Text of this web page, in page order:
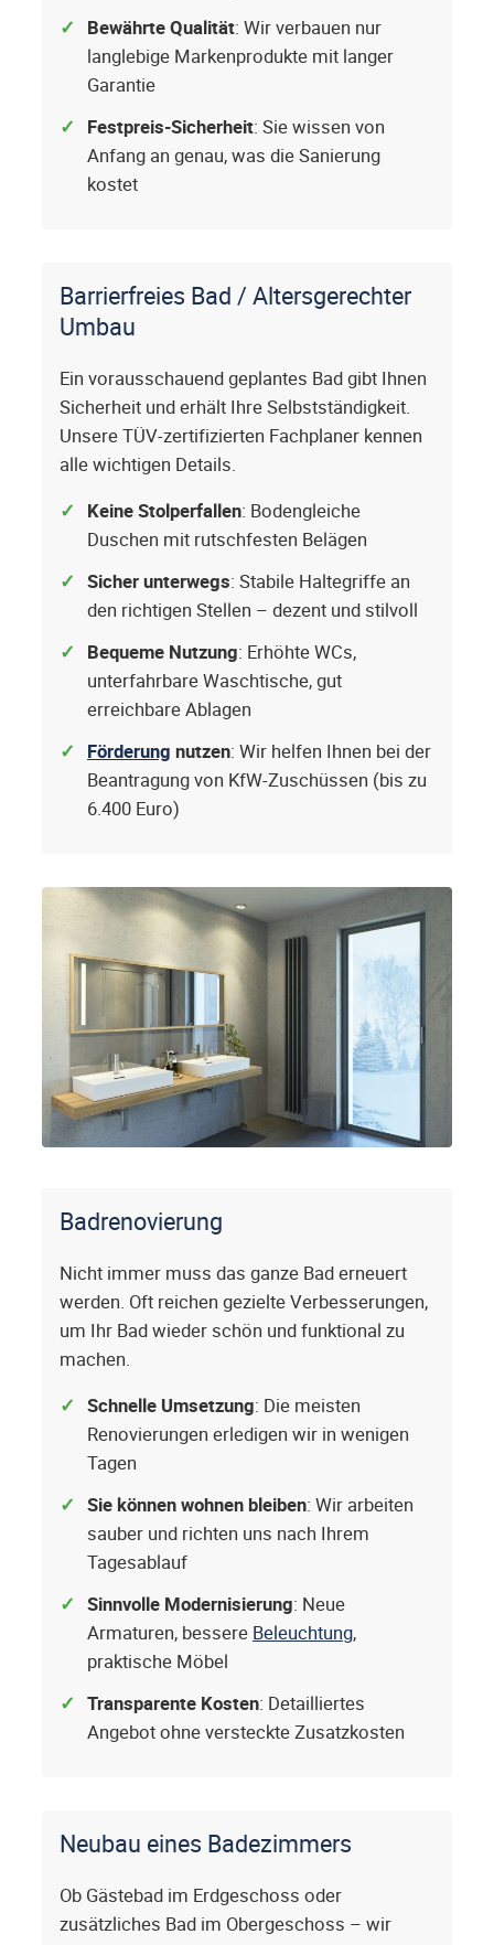
Bewährte Qualität: Wir verbauen nur
langlebige Markenprodukte mit langer
Garantie
Festpreis-Sicherheit: Sie wissen von
Anfang an genau, was die Sanierung
kostet
Barrierfreies Bad / Altersgerechter
Umbau
Ein vorausschauend geplantes Bad gibt Ihnen
Sicherheit und erhält Ihre Selbstständigkeit.
Unsere TÜV-zertifizierten Fachplaner kennen
alle wichtigen Details.
Keine Stolperfallen: Bodengleiche
Duschen mit rutschfesten Belägen
Sicher unterwegs: Stabile Haltegriffe an
den richtigen Stellen – dezent und stilvoll
Bequeme Nutzung: Erhöhte WCs,
unterfahrbare Waschtische, gut
erreichbare Ablagen
Förderung nutzen: Wir helfen Ihnen bei der
Beantragung von KfW-Zuschüssen (bis zu
6.400 Euro)
Badrenovierung
Nicht immer muss das ganze Bad erneuert
werden. Oft reichen gezielte Verbesserungen,
um Ihr Bad wieder schön und funktional zu
machen.
Schnelle Umsetzung: Die meisten
Renovierungen erledigen wir in wenigen
Tagen
Sie können wohnen bleiben: Wir arbeiten
sauber und richten uns nach Ihrem
Tagesablauf
Sinnvolle Modernisierung: Neue
Armaturen, bessere Beleuchtung,
praktische Möbel
Transparente Kosten: Detailliertes
Angebot ohne versteckte Zusatzkosten
Neubau eines Badezimmers
Ob Gästebad im Erdgeschoss oder
zusätzliches Bad im Obergeschoss – wir